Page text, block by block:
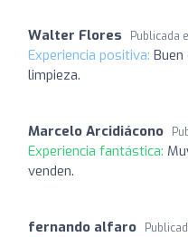
Walter Flores Publicada
Experiencia positiva: Buen
limpieza.
Marcelo Arcidiácono
Experiencia fantástica:
venden.
fernando alfaro